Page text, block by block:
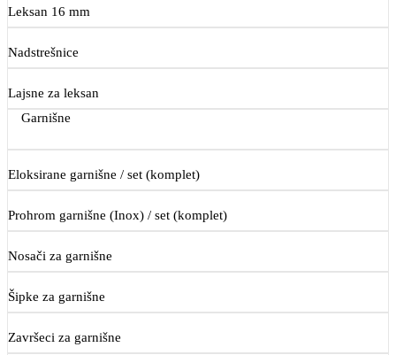
Leksan 16 mm
Nadstrešnice
Lajsne za leksan
Garnišne
Eloksirane garnišne / set (komplet)
Prohrom garnišne (Inox) / set (komplet)
Nosači za garnišne
Šipke za garnišne
Završeci za garnišne